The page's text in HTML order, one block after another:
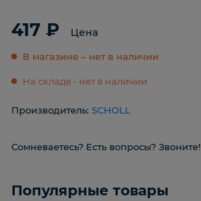
417 ₽ Цена
В магазине – нет в наличии
На складе - нет в наличии
Производитель: SCHOLL
Сомневаетесь? Есть вопросы? Звоните!
Популярные товары